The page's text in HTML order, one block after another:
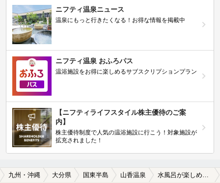
ニフティ温泉ニュース
温泉にもっと行きたくなる！お得な情報を掲載中
ニフティ温泉 おふろパス
温浴施設をお得に楽しめるサブスクリプションプラン
【ニフティライフスタイル株主優待のご案
内】
株主優待制度で人気の温浴施設に行こう！対象施設が
拡充されました！
九州・沖縄 大分県 国東半島 山香温泉 水風呂が楽しめる山香温泉の温泉、日帰り温泉、スーパー銭湯おすすめ